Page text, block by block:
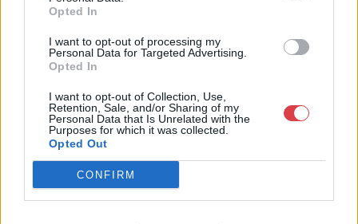
Opted In
I want to opt-out of processing my
Personal Data for Targeted Advertising.
Opted In
I want to opt-out of Collection, Use,
Retention, Sale, and/or Sharing of my
Personal Data that Is Unrelated with the
Purposes for which it was collected.
Opted Out
CONFIRM
GALÉRIA TOVÁBBI MŰTÁRGYAI
KAPCSOLÓDÓ MŰTÁRGYAK